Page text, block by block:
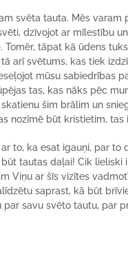
svēta tauta. Mēs
dzīvojot ar mīlestību
Tomēr, tāpat kā ūdens
arī svētums, kas tiek
mūsu sabiedrības
tas, kas nāks pēc
šim brālim un
nozīmē būt kristietim,
to, ka esat igauņi, par to
būt tautas daļai! Cik
Viņu ar šīs vizītes
saprast, kā būt
par savu svēto tautu, par